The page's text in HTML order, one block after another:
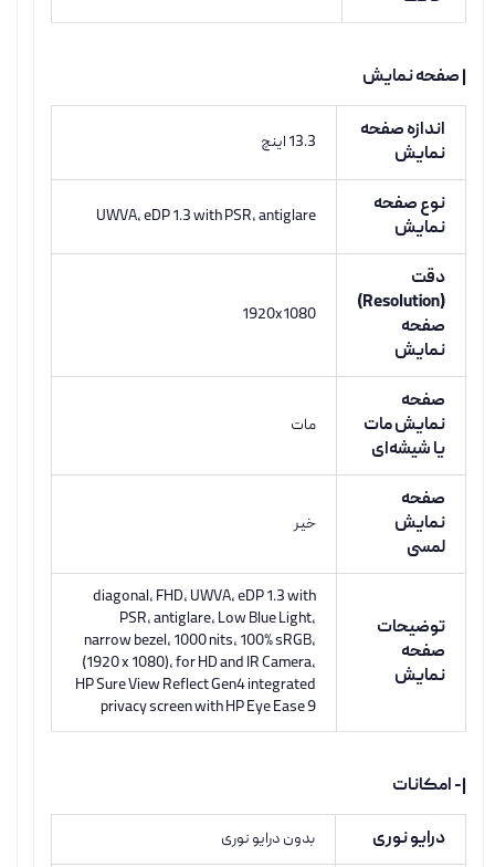
| صفحه نمایش
اندازه صفحه
نمایش
13.3 اینچ
نوع صفحه
نمایش
UWVA, eDP 1.3 with PSR, antiglare
دقت
(Resolution)
صفحه
نمایش
1920x1080
صفحه
نمایش مات
یا شیشه‌ای
مات
صفحه
نمایش
لمسی
خیر
توضیحات
صفحه
نمایش
diagonal, FHD, UWVA, eDP 1.3 with
PSR, antiglare, Low Blue Light,
narrow bezel, 1000 nits, 100% sRGB,
(1920 x 1080), for HD and IR Camera,
HP Sure View Reflect Gen4 integrated
privacy screen with HP Eye Ease 9
|- امکانات
درایو نوری بدون درایو نوری